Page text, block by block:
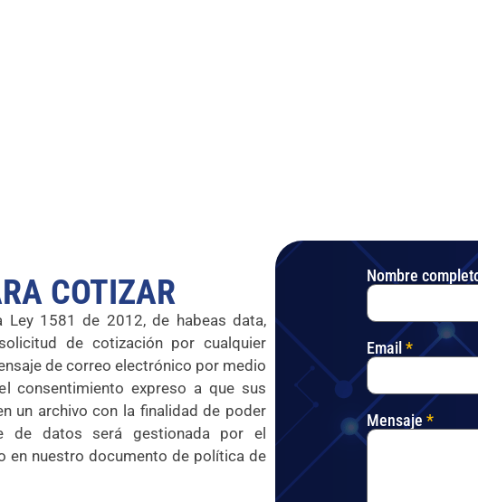
COTIZAR
1581 de 2012, de habeas data,
de cotización por cualquier
de correo electrónico por medio
consentimiento expreso a que sus
un archivo con la finalidad de poder
de datos será gestionada por el
en nuestro documento de política de
Nombre
Email *
Mensaje *